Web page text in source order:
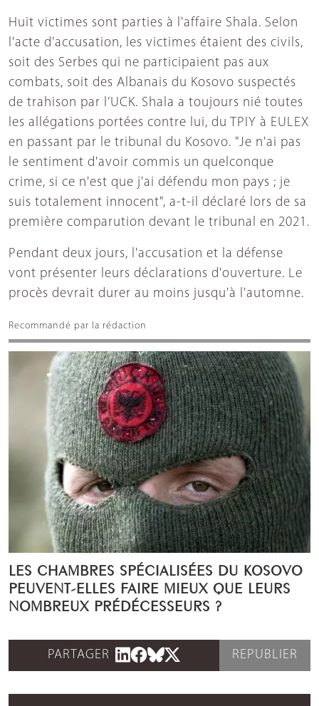
Huit victimes sont parties à l'affaire Shala. Selon
l'acte d'accusation, les victimes étaient des civils,
soit des Serbes qui ne participaient pas aux
combats, soit des Albanais du Kosovo suspectés
de trahison par l’UCK. Shala a toujours nié toutes
les allégations portées contre lui, du TPIY à EULEX
en passant par le tribunal du Kosovo. "Je n'ai pas
le sentiment d'avoir commis un quelconque
crime, si ce n'est que j'ai défendu mon pays ; je
suis totalement innocent", a-t-il déclaré lors de sa
première comparution devant le tribunal en 2021.
Pendant deux jours, l'accusation et la défense
vont présenter leurs déclarations d'ouverture. Le
procès devrait durer au moins jusqu'à l'automne.
Recommandé par la rédaction
LES CHAMBRES SPÉCIALISÉES DU KOSOVO
PEUVENT-ELLES FAIRE MIEUX QUE LEURS
NOMBREUX PRÉDÉCESSEURS ?
PARTAGER REPUBLIER